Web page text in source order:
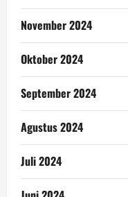
November 2024
Oktober 2024
September 2024
Agustus 2024
Juli 2024